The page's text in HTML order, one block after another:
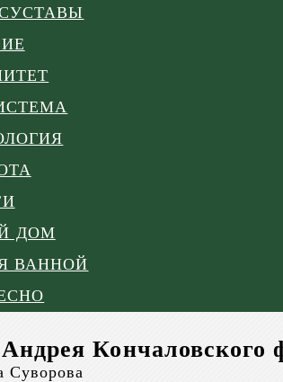
ДОМ
ВАННОЙ
Кончаловского
Суворова